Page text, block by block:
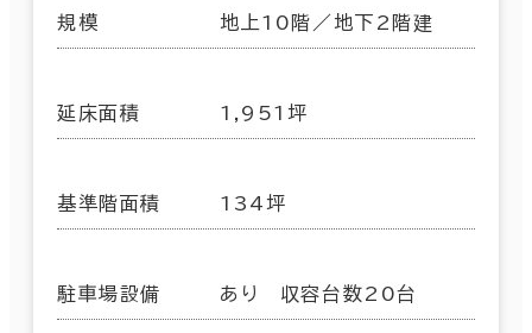
規模 地上10階／地下2階建
延床面積 1,951坪
基準階面積 134坪
駐車場設備 あり 収容台数20台